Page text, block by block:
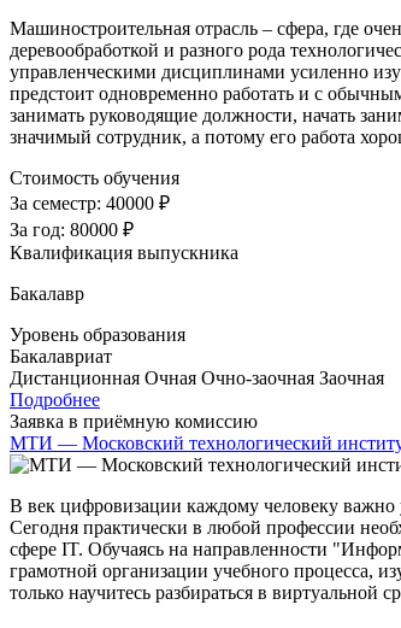
Машиностроительная отрасль – сфера, где
деревообработкой и разного рода
управленческими дисциплинами усиленно
предстоит одновременно работать и с
занимать руководящие должности, начать
значимый сотрудник, а потому его работа
Стоимость обучения
За семестр: 40000 ₽
За год: 80000 ₽
Квалификация выпускника
Бакалавр
Уровень образования
Бакалавриат
Дистанционная Очная Очно-заочная Заочная
Подробнее
Заявка в приёмную комиссию
МТИ — Московский технологический
В век цифровизации каждому человеку важно
Сегодня практически в любой профессии
сфере IT. Обучаясь на направленности
грамотной организации учебного процесса,
только научитесь разбираться в виртуальной